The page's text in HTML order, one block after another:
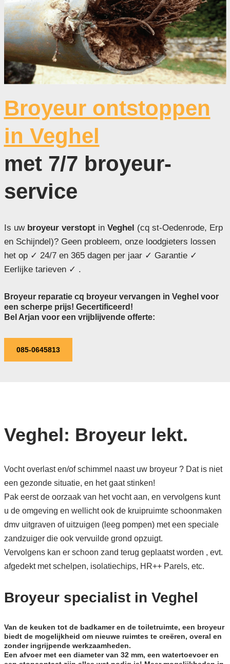
Broyeur ontstoppen
in Veghel
met 7/7 broyeur-
service
Is uwbroyeur verstoptin Veghel (cq st-Oedenrode, Erp
en Schijndel)? Geen probleem, onze loodgieters lossen
het op ✓ 24/7 en 365 dagen per jaar ✓ Garantie ✓
Eerlijke tarieven ✓ .
Broyeur reparatie cq broyeur vervangen in Veghel voor
een scherpe prijs! Gecertificeerd!
Bel Arjan voor een vrijblijvende offerte:
085-0645813
Veghel: Broyeur lekt.
Vocht overlast en/of schimmel naast uw broyeur ? Dat is niet
een gezonde situatie, en het gaat stinken!
Pak eerst de oorzaak van het vocht aan, en vervolgens kunt
u de omgeving en wellicht ook de kruipruimte schoonmaken
dmv uitgraven of uitzuigen (leeg pompen) met een speciale
zandzuiger die ook vervuilde grond opzuigt.
Vervolgens kan er schoon zand terug geplaatst worden , evt.
afgedekt met schelpen, isolatiechips, HR++ Parels, etc.
Broyeur specialist in Veghel
Van de keuken tot de badkamer en de toiletruimte, een broyeur
biedt de mogelijkheid om nieuwe ruimtes te creëren, overal en
zonder ingrijpende werkzaamheden.
Een afvoer met een diameter van 32 mm, een watertoevoer en